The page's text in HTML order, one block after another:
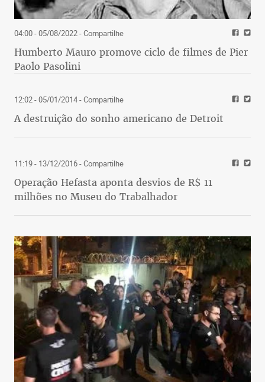
04:00 - 05/08/2022- Compartilhe
Humberto Mauro promove ciclo de filmes de Pier
Paolo Pasolini
12:02 - 05/01/2014- Compartilhe
A destruição do sonho americano de Detroit
11:19 - 13/12/2016- Compartilhe
Operação Hefasta aponta desvios de R$ 11
milhões no Museu do Trabalhador